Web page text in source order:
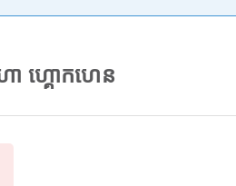
ហ្គោកហេន